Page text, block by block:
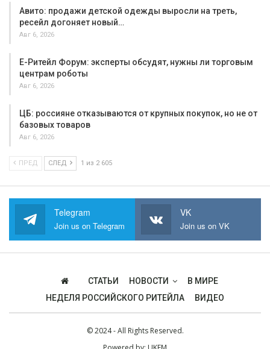
Авито: продажи детской одежды выросли на треть,
ресейл догоняет новый…
Авг 6, 2026
Е-Ритейл Форум: эксперты обсудят, нужны ли торговым
центрам роботы
Авг 6, 2026
ЦБ: россияне отказываются от крупных покупок, но не от
базовых товаров
Авг 6, 2026
ПРЕД СЛЕД 1 из 2 605
Telegram
Join us on Telegram
VK
Join us on VK
СТАТЬИ НОВОСТИ
В МИРЕ
НЕДЕЛЯ РОССИЙСКОГО РИТЕЙЛА
ВИДЕО
© 2024 - All Rights Reserved.